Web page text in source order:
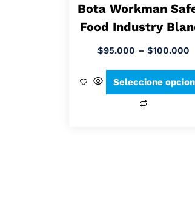
Bota Workman
Food Industry
$95.000 – $100.000
Seleccione